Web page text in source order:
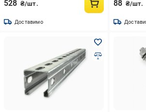
528 ₴/шт.
Доставимо
88 ₴/шт.